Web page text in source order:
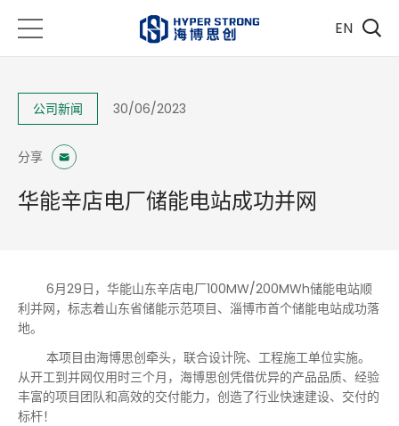
EN
公司新闻 30/06/2023
分享
华能辛店电厂储能电站成功并网
6月29日，华能山东辛店电厂100MW/200MWh储能电站顺
利并网，标志着山东省储能示范项目、淄博市首个储能电站成功落
地。
本项目由海博思创牵头，联合设计院、工程施工单位实施。
从开工到并网仅用时三个月，海博思创凭借优异的产品品质、经验
丰富的项目团队和高效的交付能力，创造了行业快速建设、交付的
标杆！